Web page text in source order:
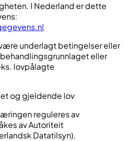
I Nederland er dette
underlagt betingelser eller
eller
lovpålagte
og gjeldende lov
reguleres av
av Autoriteit
Datatilsyn).